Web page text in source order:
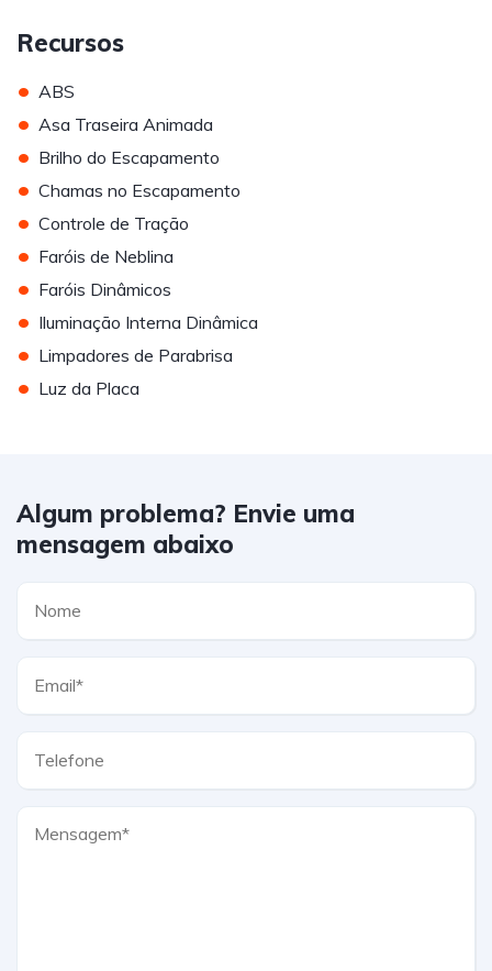
Recursos
• ABS
• Asa Traseira Animada
• Brilho do Escapamento
• Chamas no Escapamento
• Controle de Tração
• Faróis de Neblina
• Faróis Dinâmicos
• Iluminação Interna Dinâmica
• Limpadores de Parabrisa
• Luz da Placa
Algum problema? Envie uma
mensagem abaixo